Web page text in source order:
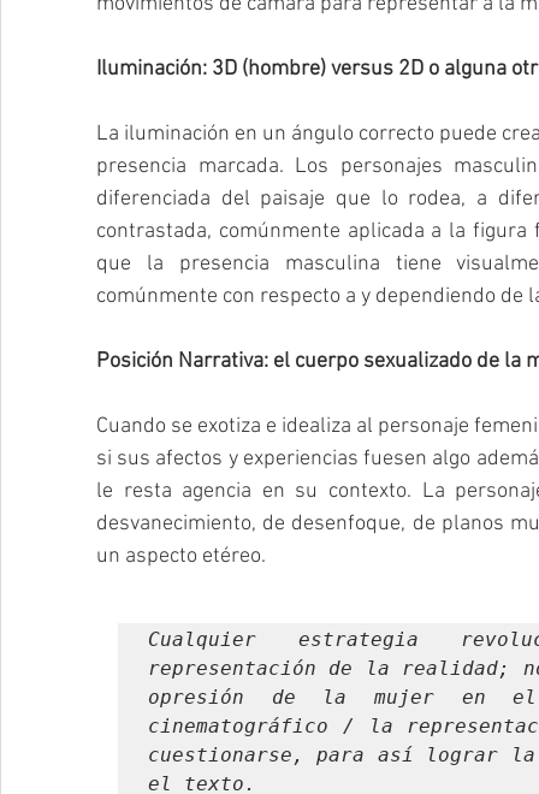
Iluminación: 3D (hombre) versus 2D o alguna
La iluminación en un ángulo correcto puede
presencia marcada. Los personajes
diferenciada del paisaje que lo rodea, a
contrastada, comúnmente aplicada a la
que la presencia masculina tiene
comúnmente con respecto a y dependiendo de
Posición Narrativa: el cuerpo sexualizado de
Cuando se exotiza e idealiza al personaje
si sus afectos y experiencias fuesen algo
le resta agencia en su contexto. La
desvanecimiento, de desenfoque, de planos
un aspecto etéreo.
Cualquier estrategia
representación de la realidad;
opresión de la mujer en
cinematográfico / la
cuestionarse, para así lograr
el texto.